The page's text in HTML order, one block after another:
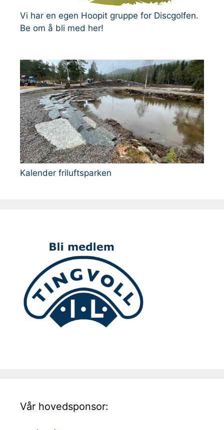
Vi har en egen Hoopit gruppe for Discgolfen.
Be om å bli med her!
Kalender friluftsparken
Vår hovedsponsor: